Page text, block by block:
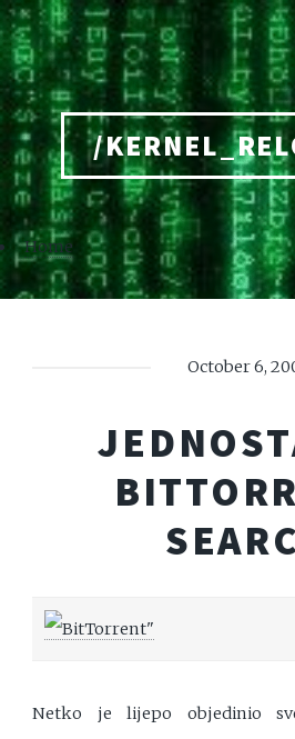
/
Home
October 6,
Netko je lijepo objedinio